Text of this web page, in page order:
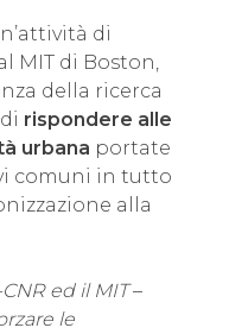
di
MIT di Boston,
della ricerca
rispondere alle
urbana portate
comuni in tutto
alla
CNR ed il MIT–
le